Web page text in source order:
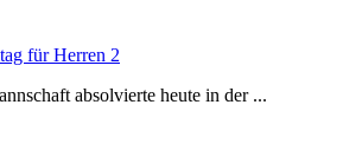
für Herren 2
absolvierte heute in der ...